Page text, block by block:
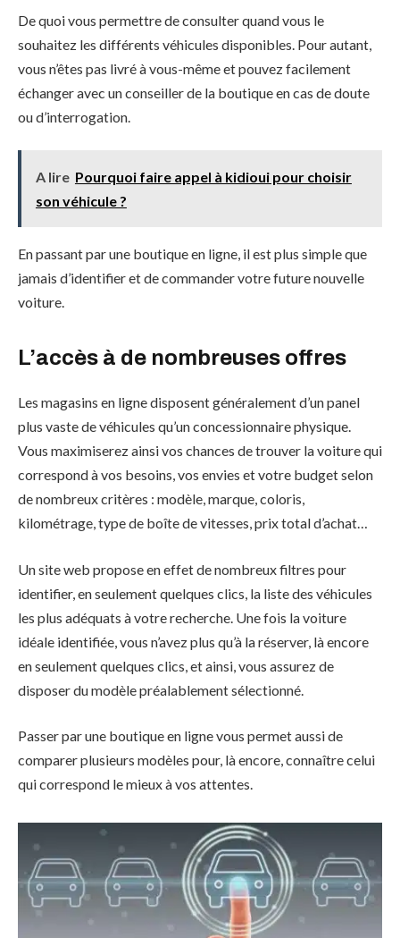
De quoi vous permettre de consulter quand vous le
souhaitez les différents véhicules disponibles. Pour autant,
vous n’êtes pas livré à vous-même et pouvez facilement
échanger avec un conseiller de la boutique en cas de doute
ou d’interrogation.
A lire Pourquoi faire appel à kidioui pour choisir
son véhicule ?
En passant par une boutique en ligne, il est plus simple que
jamais d’identifier et de commander votre future nouvelle
voiture.
L’accès à de nombreuses offres
Les magasins en ligne disposent généralement d’un panel
plus vaste de véhicules qu’un concessionnaire physique.
Vous maximiserez ainsi vos chances de trouver la voiture qui
correspond à vos besoins, vos envies et votre budget selon
de nombreux critères : modèle, marque, coloris,
kilométrage, type de boîte de vitesses, prix total d’achat…
Un site web propose en effet de nombreux filtres pour
identifier, en seulement quelques clics, la liste des véhicules
les plus adéquats à votre recherche. Une fois la voiture
idéale identifiée, vous n’avez plus qu’à la réserver, là encore
en seulement quelques clics, et ainsi, vous assurez de
disposer du modèle préalablement sélectionné.
Passer par une boutique en ligne vous permet aussi de
comparer plusieurs modèles pour, là encore, connaître celui
qui correspond le mieux à vos attentes.